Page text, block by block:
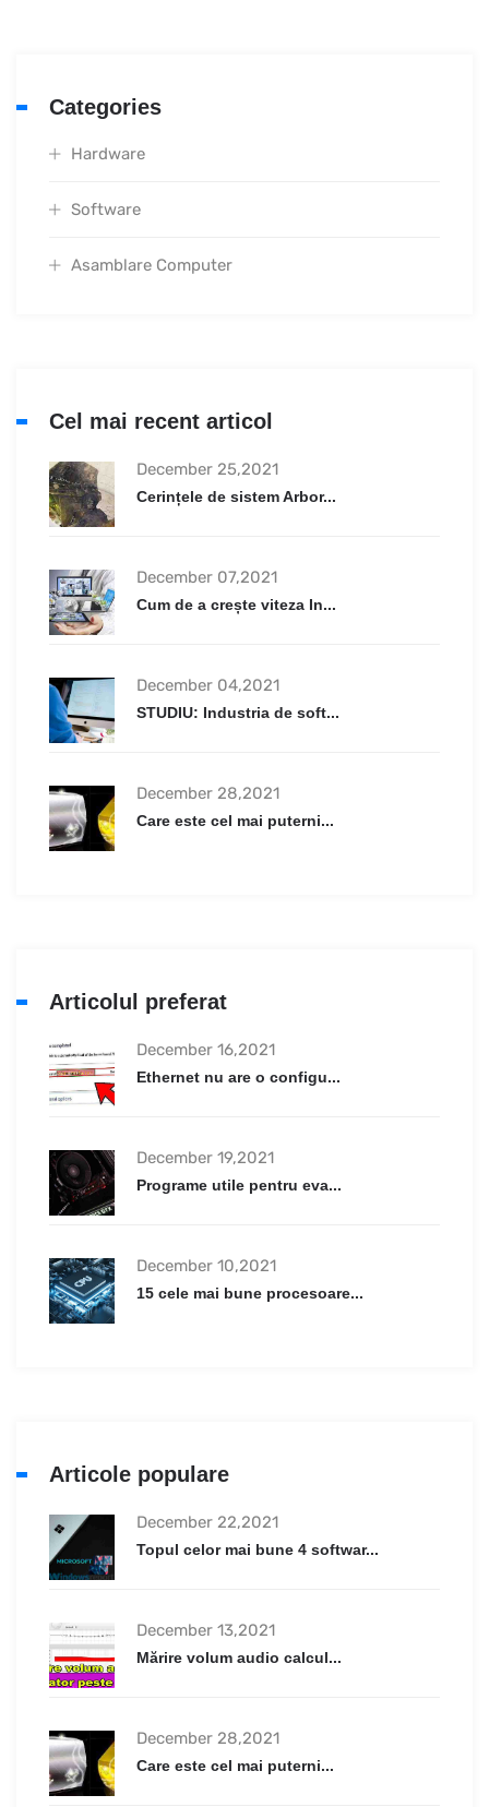
Categories
Hardware
Software
Asamblare Computer
Cel mai recent articol
December 25,2021
Cerințele de sistem Arbor...
December 07,2021
Cum de a crește viteza In...
December 04,2021
STUDIU: Industria de soft...
December 28,2021
Care este cel mai puterni...
Articolul preferat
December 16,2021
Ethernet nu are o configu...
December 19,2021
Programe utile pentru eva...
December 10,2021
15 cele mai bune procesoare...
Articole populare
December 22,2021
Topul celor mai bune 4 softwar...
December 13,2021
Mărire volum audio calcul...
December 28,2021
Care este cel mai puterni...